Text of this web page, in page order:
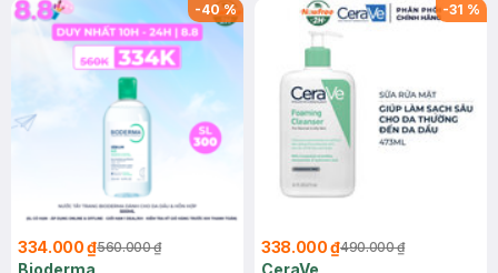
-40%
334.000 ₫560.000 ₫
Bioderma
-31 %
338.000 ₫490.000 ₫
CeraVe